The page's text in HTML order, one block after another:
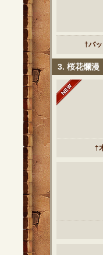
†バ
3. 桜花爛
†